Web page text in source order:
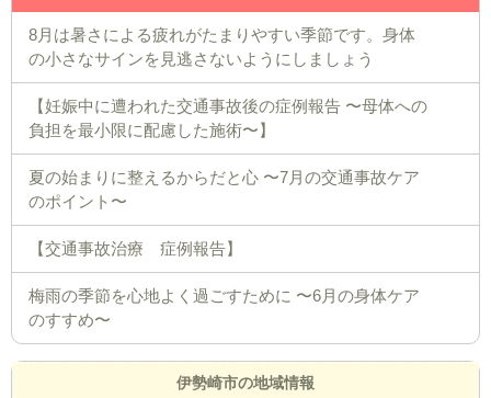
8月は暑さによる疲れがたまりやすい季節です。身体
の小さなサインを見逃さないようにしましょう
【妊娠中に遭われた交通事故後の症例報告 〜母体への
負担を最小限に配慮した施術〜】
夏の始まりに整えるからだと心 〜7月の交通事故ケア
のポイント〜
【交通事故治療 症例報告】
梅雨の季節を心地よく過ごすために 〜6月の身体ケア
のすすめ〜
伊勢崎市の地域情報